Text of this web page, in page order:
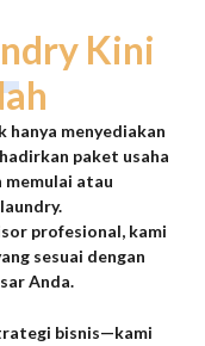
Kini
hanya menyediakan
paket usaha
memulai atau
profesional, kami
sesuai dengan
Anda.
bisnis—kami